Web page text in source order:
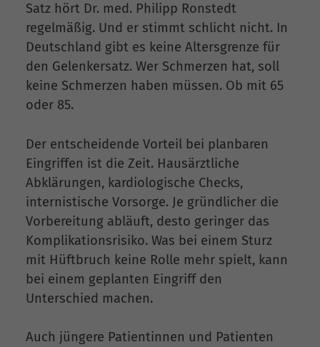
Satz hört Dr. med. Philipp Ronstedt
regelmäßig. Und er stimmt schlicht nicht. In
Deutschland gibt es keine Altersgrenze für
den Gelenkersatz. Wer Schmerzen hat, soll
keine Schmerzen haben müssen. Ob mit 65
oder 85.
Der entscheidende Vorteil bei planbaren
Eingriffen ist die Zeit. Hausärztliche
Abklärungen, kardiologische Checks,
internistische Vorsorge. Je gründlicher die
Vorbereitung abläuft, desto geringer das
Komplikationsrisiko. Was bei einem Sturz
mit Hüftbruch keine Rolle mehr spielt, kann
bei einem geplanten Eingriff den
Unterschied machen.
Auch jüngere Patientinnen und Patienten